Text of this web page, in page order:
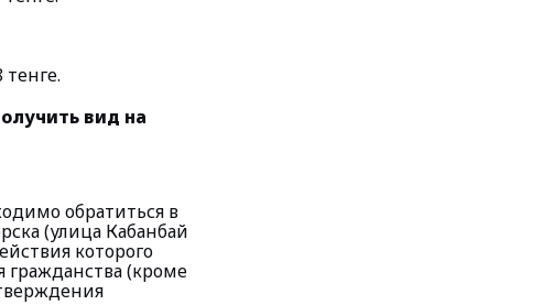
вид на
обратиться в
(улица Кабанбай
которого
гражданства (кроме